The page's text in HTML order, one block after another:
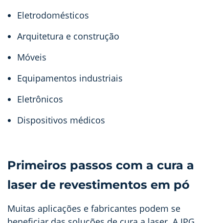
Eletrodomésticos
Arquitetura e construção
Móveis
Equipamentos industriais
Eletrônicos
Dispositivos médicos
Primeiros passos com a cura a
laser de revestimentos em pó
Muitas aplicações e fabricantes podem se